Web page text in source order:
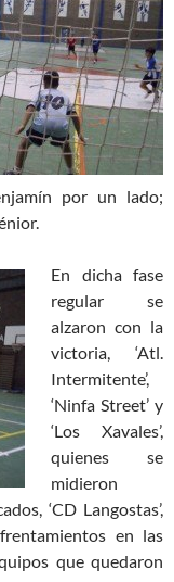
por un lado;
En dicha fase
regular se
alzaron con la
victoria, ‘Atl.
Intermitente’,
‘Ninfa Street’ y
‘Los Xavales’,
quienes se
midieron
‘CD Langostas’,
en las
que quedaron